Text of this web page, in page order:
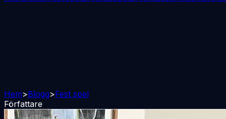
Hem>Blogg>Fest spel
Författare